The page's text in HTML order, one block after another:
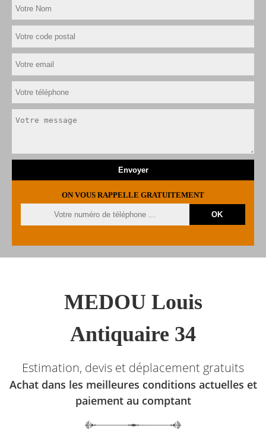
ON VOUS RAPPELLE GRATUITEMENT
MEDOU Louis
Antiquaire 34
Estimation, devis et déplacement gratuits
Achat dans les meilleures conditions actuelles et
paiement au comptant